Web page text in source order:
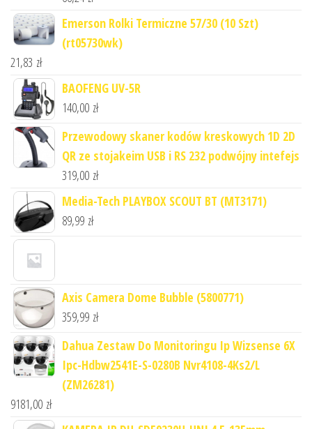
Emerson Rolki Termiczne 57/30 (10 Szt)
(rt05730wk)
21,83 zł
BAOFENG UV-5R
140,00 zł
Przewodowy skaner kodów kreskowych 1D 2D
QR ze stojakeim USB i RS 232 podwójny intefejs
319,00 zł
Media-Tech PLAYBOX SCOUT BT (MT3171)
89,99 zł
Axis Camera Dome Bubble (5800771)
359,99 zł
Dahua Zestaw Do Monitoringu Ip Wizsense 6X
Ipc-Hdbw2541E-S-0280B Nvr4108-4Ks2/L
(ZM26281)
9181,00 zł